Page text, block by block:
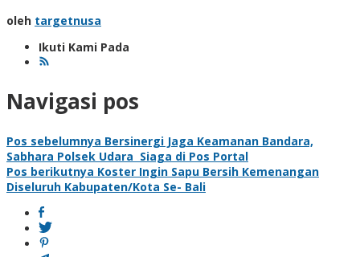
oleh targetnusa
Ikuti Kami Pada
Navigasi pos
Pos sebelumnya Bersinergi Jaga Keamanan Bandara,
Sabhara Polsek Udara Siaga di Pos Portal
Pos berikutnya Koster Ingin Sapu Bersih Kemenangan
Diseluruh Kabupaten/Kota Se- Bali